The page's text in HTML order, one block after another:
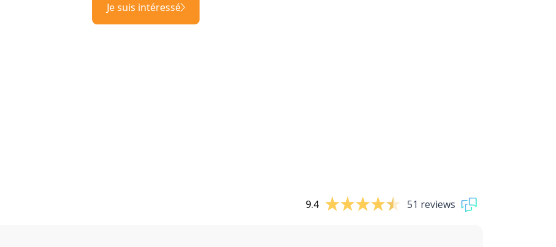
Je suis intéressé
9.4 51 reviews